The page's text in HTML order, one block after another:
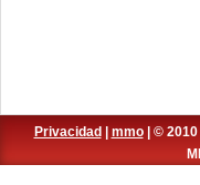
Privacidad mmo| © 2010